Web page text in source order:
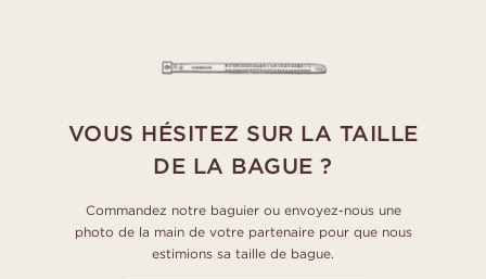
VOUS HÉSITEZ SUR LA TAILLE
DE LA BAGUE ?
Commandez notre baguier ou envoyez-nous une
photo de la main de votre partenaire pour que nous
estimions sa taille de bague.